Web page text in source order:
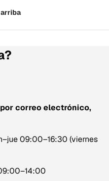
correo electrónico,
09:00–16:30 (viernes